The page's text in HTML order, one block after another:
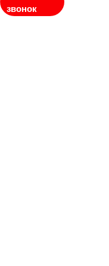
звонок